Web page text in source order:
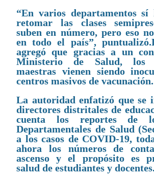
“En varios departamentos sí
retomar las clases
suben en número, pero eso
en todo el país”,
agregó que gracias a un
Ministerio de Salud, los
maestras vienen siendo
centros masivos de vacunación.
La autoridad enfatizó que se
directores distritales de
cuenta los reportes de
Departamentales de Salud
a los casos de COVID-19,
ahora los números de
ascenso y el propósito es
salud de estudiantes y docentes.